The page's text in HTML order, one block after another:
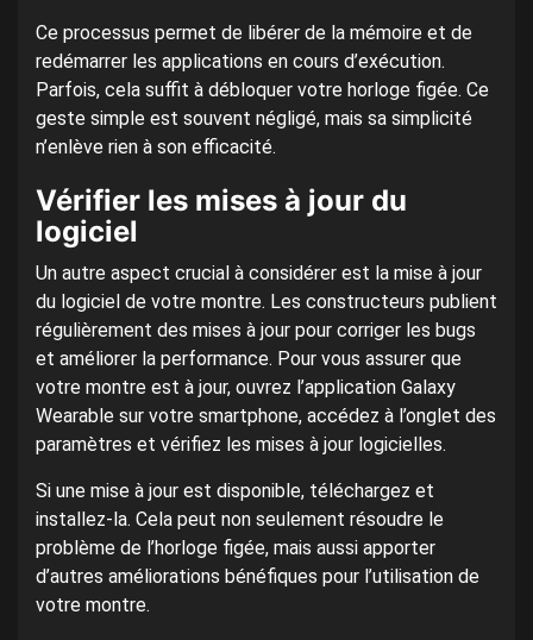
Ce processus permet de libérer de la mémoire et de
redémarrer les applications en cours d’exécution.
Parfois, cela suffit à débloquer votre horloge figée. Ce
geste simple est souvent négligé, mais sa simplicité
n’enlève rien à son efficacité.
Vérifier les mises à jour du
logiciel
Un autre aspect crucial à considérer est la mise à jour
du logiciel de votre montre. Les constructeurs publient
régulièrement des mises à jour pour corriger les bugs
et améliorer la performance. Pour vous assurer que
votre montre est à jour, ouvrez l’application Galaxy
Wearable sur votre smartphone, accédez à l’onglet des
paramètres et vérifiez les mises à jour logicielles.
Si une mise à jour est disponible, téléchargez et
installez-la. Cela peut non seulement résoudre le
problème de l’horloge figée, mais aussi apporter
d’autres améliorations bénéfiques pour l’utilisation de
votre montre.